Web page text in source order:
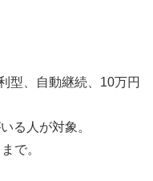
型、自動継続、10万円
る人が対象。
で。